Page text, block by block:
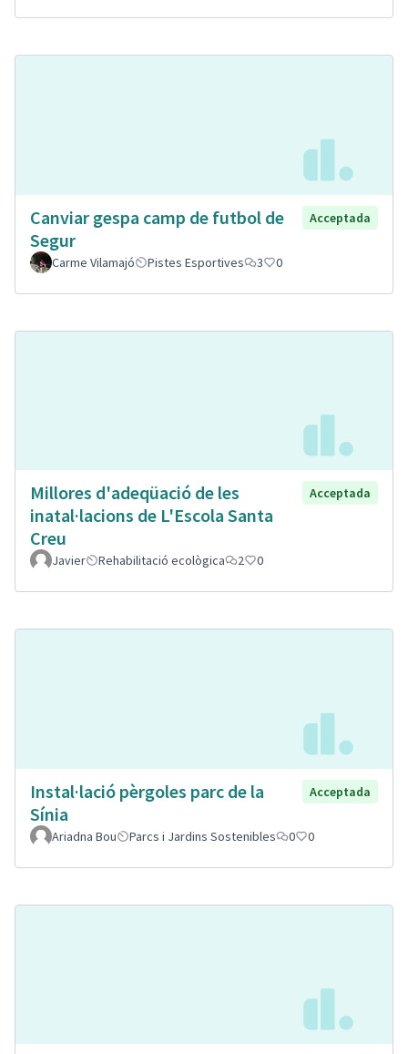
Canviar gespa camp de futbol de
Segur
Acceptada
Carme Vilamajó Pistes Esportives 3 0
Millores d'adeqüació de les
inatal·lacions de L'Escola Santa
Creu
Acceptada
Javier Rehabilitació ecològica 2 0
Instal·lació pèrgoles parc de la
Sínia
Acceptada
Ariadna Bou Parcs i Jardins Sostenibles 0 0